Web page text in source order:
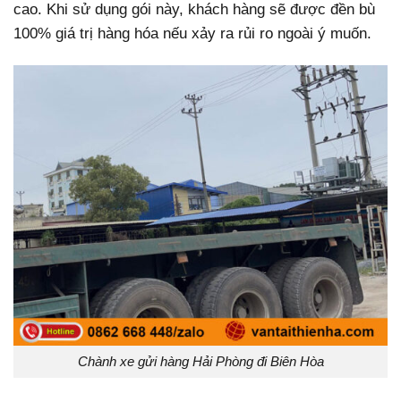
cao. Khi sử dụng gói này, khách hàng sẽ được đền bù
100% giá trị hàng hóa nếu xảy ra rủi ro ngoài ý muốn.
Chành xe gửi hàng Hải Phòng đi Biên Hòa